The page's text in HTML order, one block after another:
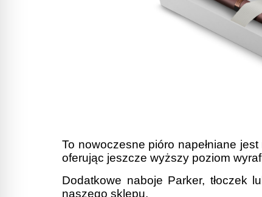
To nowoczesne pióro napełniane
oferując jeszcze wyższy poziom
Dodatkowe naboje Parker, tłoczek
naszego sklepu.